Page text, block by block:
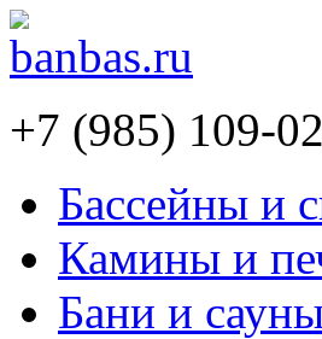
+7 (985) 109-
Бассейны и
Камины и
Бани и